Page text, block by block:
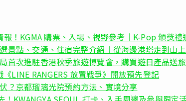
報！KGMA 購票、入場、視野參考｜K-Pop 頒獎禮
景點、交通、住宿完整介紹｜從海邊港塔走到山
首次進駐香港秋季旅遊博覽會，購買遊日產品送
《LINE RANGERS 放置戰爭》開放預先登記
？京都瑠璃光院預約方法、實境分享